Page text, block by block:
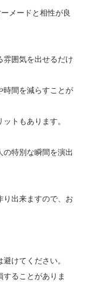
メードと相性が良
雰囲気を出せるだけ
時間を減らすことが
トもあります。
特別な瞬間を演出
り出来ますので、お
けてください。
することがありま